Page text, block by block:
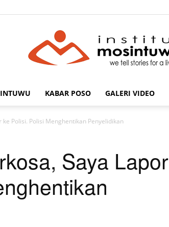
KABAR POSO GALERI VIDEO
ke Polisi. Polisi Menghentikan Penyelidikan
Saya Lapor